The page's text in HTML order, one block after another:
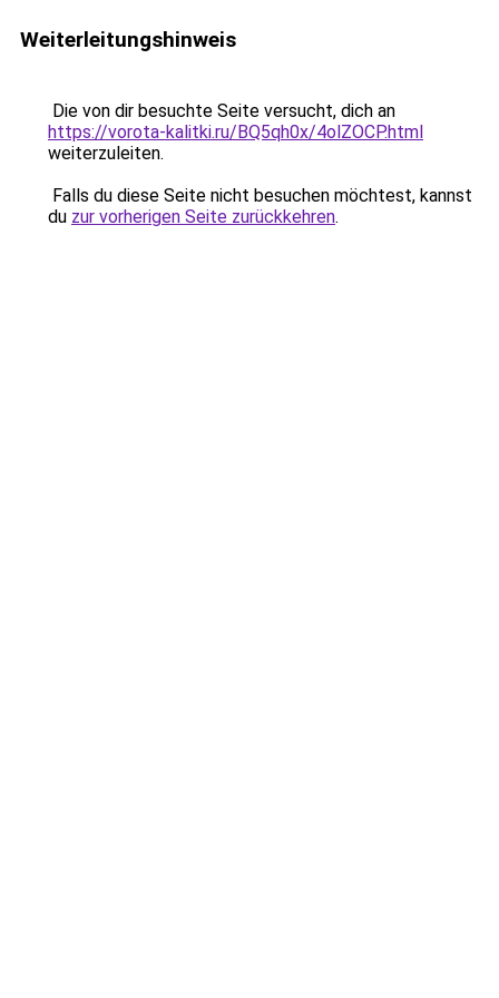
Weiterleitungshinweis
Die von dir besuchte Seite versucht, dich an
https://vorota-kalitki.ru/BQ5qh0x/4olZOCP.html
weiterzuleiten.
Falls du diese Seite nicht besuchen möchtest, kannst
du zur vorherigen Seite zurückkehren.